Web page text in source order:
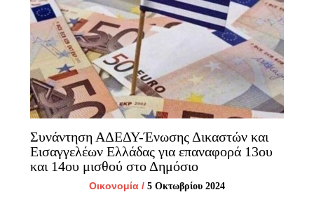
Συνάντηση ΑΔΕΔΥ-Ένωσης Δικαστών και
Εισαγγελέων Ελλάδας για επαναφορά 13ου
και 14ου μισθού στο Δημόσιο
Οικονομία / 5 Οκτωβρίου 2024